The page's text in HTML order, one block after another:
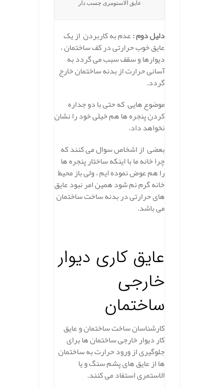
عایق الاستومری چسب دار
دلیل دوم :عدم به کاربردن از یک
عایق خوب حرارتی در کف ساختمان ،
دیوارها و سقف سبب می گردد به
آسانی حرارت از بدنه ساختمان خارج
گردد.
موضوع هایی که حتی با دو جداره
کردن پنجره ها هم خیلی خود را نشان
نخواهد داد.
بعضی از اشخاص سوال می کنند که
چرا خانه ما با اینکه ساختار پنجره ها
را هم عوض نموده ایم ، ولی باز محیط
خانه گرم نم شود همین امر نبود عایق
های حرارتی در بدنه ساخت ساختمان
می باشد.
عایق کاری دیوار
خارجی
ساختمان
کارشناسان ساخت ساختمان و عایق
کار دیوار خارجی ساختمان ها برای
جلوگیری از ورود حرارت به ساختمان
ها از عایق های پشم سنگ و یا
الاستمری استفاد می کنند.